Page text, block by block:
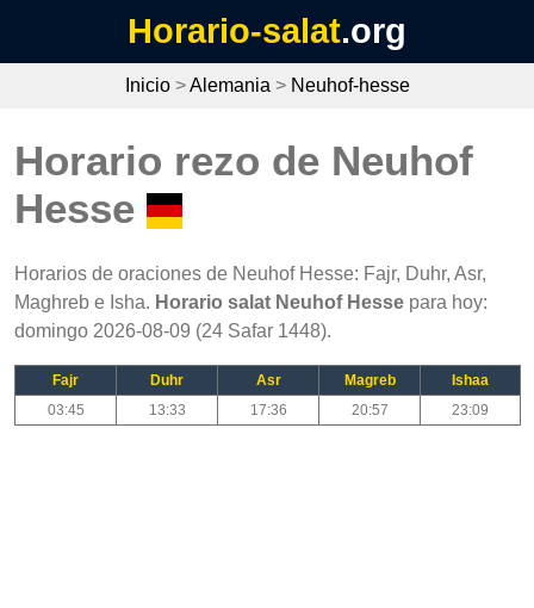
Horario-salat.org
Inicio>Alemania > Neuhof-hesse
Horario rezo de Neuhof
Hesse
Horarios de oraciones de Neuhof Hesse: Fajr, Duhr, Asr,
Maghreb e Isha. Horario salat Neuhof Hesse para hoy:
domingo 2026-08-09 (24 Safar 1448).
Fajr Duhr Asr Magreb
Ishaa
03:45
13:33 17:36 20:57 23:09